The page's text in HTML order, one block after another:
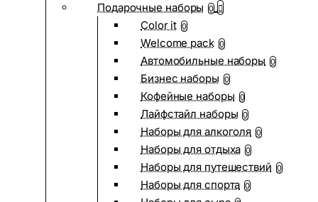
Подарочные наборы 0
Color it 0
Welcome pack 0
Автомобильные наборы 0
Бизнес наборы 0
Кофейные наборы 0
Лайфстайл наборы 0
Наборы для алкоголя 0
Наборы для отдыха 0
Наборы для путешествий 0
Наборы для спорта 0